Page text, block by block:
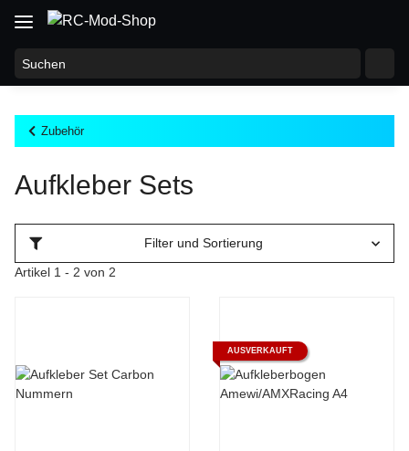
Zubehör
Aufkleber Sets
Filter und Sortierung
Artikel 1 - 2 von 2
AUSVERKAUFT